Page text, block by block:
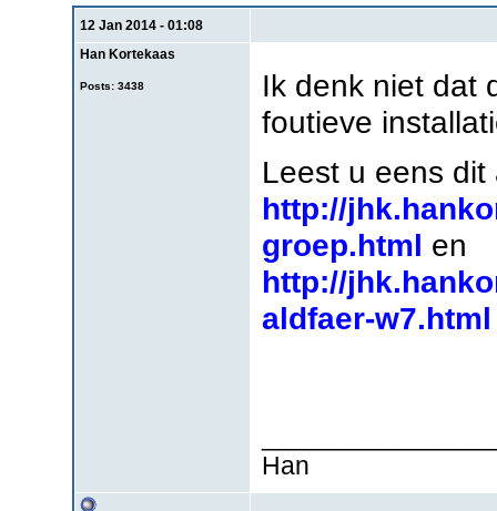
12 Jan 2014 - 01:08
Han Kortekaas
Posts: 3438
Ik denk niet dat
foutieve
Leest u eens dit
http://
groep.html en
http://
aldfaer-w7.html
Han